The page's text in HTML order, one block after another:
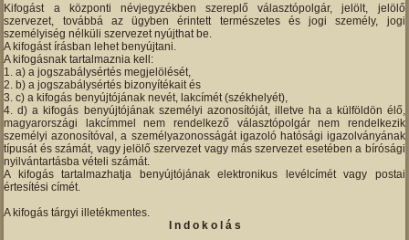
Kifogást a központi névjegyzékben szereplő választópolgár, jelölt, jelölő
szervezet, továbbá az ügyben érintett természetes és jogi személy, jogi
személyiség nélküli szervezet nyújthat be.
A kifogást írásban lehet benyújtani.
A kifogásnak tartalmaznia kell:
a) a jogszabálysértés megjelölését,
b) a jogszabálysértés bizonyítékait és
c) a kifogás benyújtójának nevét, lakcímét (székhelyét),
d) a kifogás benyújtójának személyi azonosítóját, illetve ha a külföldön élő,
magyarországi lakcímmel nem rendelkező választópolgár nem rendelkezik
személyi azonosítóval, a személyazonosságát igazoló hatósági igazolványának
típusát és számát, vagy jelölő szervezet vagy más szervezet esetében a bírósági
nyilvántartásba vételi számát.
A kifogás tartalmazhatja benyújtójának elektronikus levélcímét vagy postai
értesítési címét.
A kifogás tárgyi illetékmentes.
I n d o k o l á s